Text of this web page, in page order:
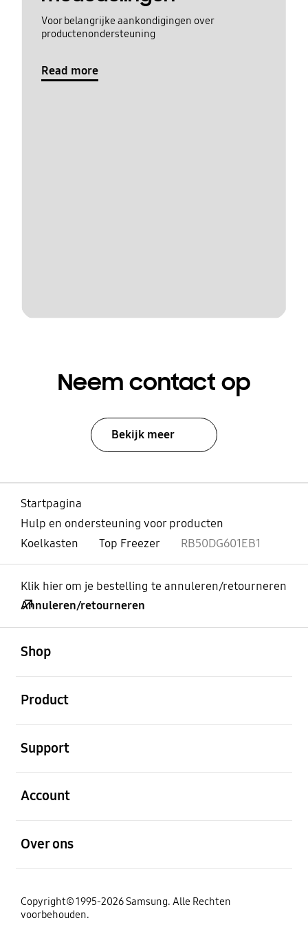
Voor belangrijke aankondigingen over
productenondersteuning
Read more
Neem contact op
Bekijk meer
Startpagina
Hulp en ondersteuning voor producten
Koelkasten
Top Freezer RB50DG601EB1
Klik hier om je bestelling te annuleren/retourneren
Annuleren/retourneren
Shop
Product
Support
Account
Over ons
Copyright© 1995-2026 Samsung. Alle Rechten
voorbehouden.